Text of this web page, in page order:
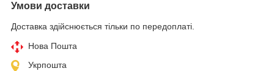
Умови доставки
Доставка здійснюється тільки по передоплаті.
Нова Пошта
Укрпошта